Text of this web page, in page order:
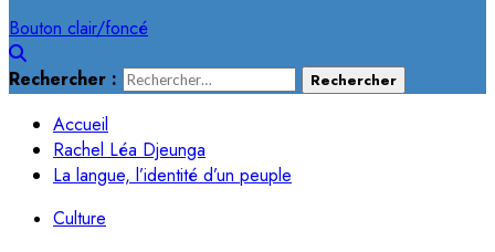
Bouton clair/foncé
Rechercher :
Accueil
Rachel Léa Djeunga
La langue, l’identité d’un peuple
Culture